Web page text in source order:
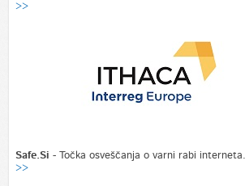
>>
Safe.Si - Točka osveščanja o varni rabi interneta.
>>